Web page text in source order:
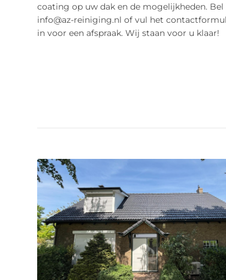
coating op uw dak en de mogelijkheden. Bel
info@az-reiniging.nl of vul het
in voor een afspraak. Wij staan voor u klaar!
Bekijk project